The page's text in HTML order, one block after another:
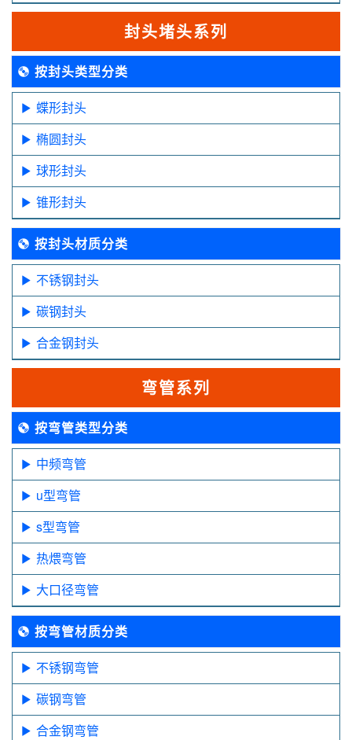
封头堵头系列
按封头类型分类
蝶形封头
椭圆封头
球形封头
锥形封头
按封头材质分类
不锈钢封头
碳钢封头
合金钢封头
弯管系列
按弯管类型分类
中频弯管
u型弯管
s型弯管
热煨弯管
大口径弯管
按弯管材质分类
不锈钢弯管
碳钢弯管
合金钢弯管